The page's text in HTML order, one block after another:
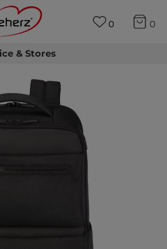
& Stores
0 0